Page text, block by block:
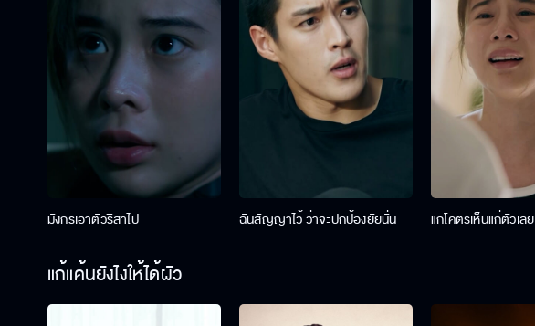
มังกรเอาตัวริสาไป ฉันสัญญาไว้ ว่าจะปกป้องยัยนั่น แกโคตรเห็นแก่ตัวเลย
แก้แค้นยังไงให้ได้ผัว